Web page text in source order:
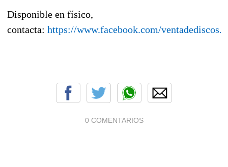
Disponible en físico,
contacta: https://www.facebook.com/
0 COMENTARIOS